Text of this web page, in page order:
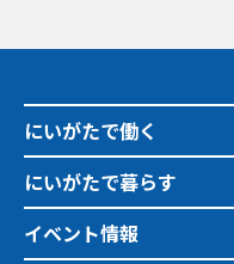
にいがたで働く
にいがたで暮らす
イベント情報